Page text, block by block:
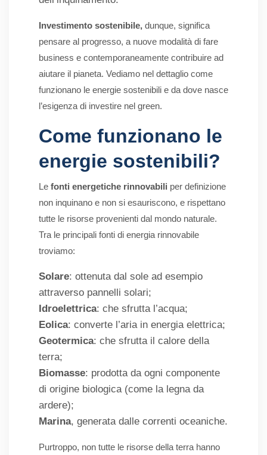
Investimento sostenibile, dunque, significa
pensare al progresso, a nuove modalità di fare
business e contemporaneamente contribuire ad
aiutare il pianeta. Vediamo nel dettaglio come
funzionano le energie sostenibili e da dove nasce
l’esigenza di investire nel green.
Come funzionano le
energie sostenibili?
Le fonti energetiche rinnovabili per definizione
non inquinano e non si esauriscono, e rispettano
tutte le risorse provenienti dal mondo naturale.
Tra le principali fonti di energia rinnovabile
troviamo:
Solare: ottenuta dal sole ad esempio
attraverso pannelli solari;
Idroelettrica: che sfrutta l’acqua;
Eolica: converte l’aria in energia elettrica;
Geotermica: che sfrutta il calore della
terra;
Biomasse: prodotta da ogni componente
di origine biologica (come la legna da
ardere);
Marina, generata dalle correnti oceaniche.
Purtroppo, non tutte le risorse della terra hanno